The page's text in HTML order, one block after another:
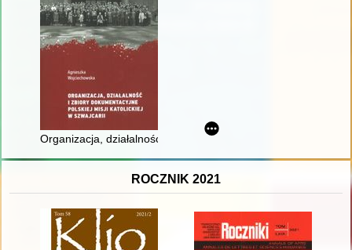
Organizacja, działalność i zbiory dokumentacyjne Polskiej
ROCZNIK 2021